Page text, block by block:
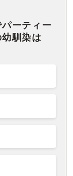
ーティー
馴染は